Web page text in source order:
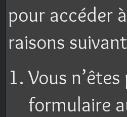
pour accéder
raisons
Vous
formulaire